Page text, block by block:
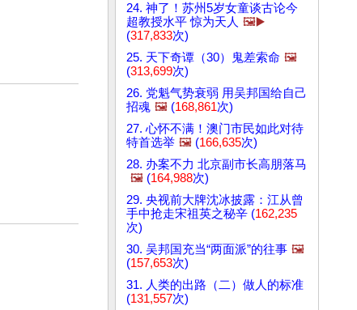
24. 神了！苏州5岁女童谈古论今
超教授水平 惊为天人 🖼️▶️
(317,833次)
25. 天下奇谭（30）鬼差索命 🖼️
(313,699次)
26. 党魁气势衰弱 用吴邦国给自己
招魂 🖼️ (168,861次)
27. 心怀不满！澳门市民如此对待
特首选举 🖼️ (166,635次)
28. 办案不力 北京副市长高朋落马
🖼️ (164,988次)
29. 央视前大牌沈冰披露：江从曾
手中抢走宋祖英之秘辛 (162,235
次)
30. 吴邦国充当“两面派”的往事 🖼️
(157,653次)
31. 人类的出路（二）做人的标准
(131,557次)